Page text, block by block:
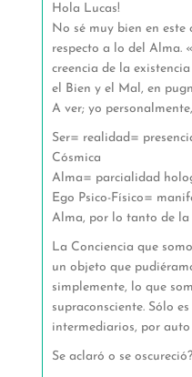
Hola Lucas!
No sé muy bien en este
respecto a lo del Alma.
creencia de la
el Bien y el Mal, en
A ver; yo
Ser= realidad=
Cósmica
Alma= parcialidad
Ego Psico-Físico=
Alma, por lo tanto de la
La Conciencia que
un objeto que
simplemente, lo que
supraconsciente. Sólo
intermediarios, por
Se aclaró o se oscureció?